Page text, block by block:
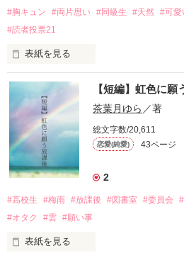
作品を読
「なぁ、希歩」
「えっ……な、何？」
「……呼んでみただけ」
＼学校のアイドルとの秘密の同居ラ
完結公開　2024/10/27
吸血の始まりを告げる合図は、
「今日は指先からにしようか」
艶やかな黒髪から覗く漆黒の瞳が
深い紅に変わる時。
†††
「お腹が……教室が寒くて……」
「大丈夫だよ透瑠くん！
怜也くん、こう見えてもいい人だから
「……あのラグ先輩の友達なんでしょ
うさぎばりに繊細で、警戒心高めで
ちょっぴり冷たい風が吹いていた土
別れ際、君は猫を抱えて笑っていた。
◇
2022/1/13　公開
ありがとうございます！
そんな大好きな彼女と高校最後の思
◇◇◇
裏表なしの太陽ボーイ
清水 景斗
しみず けいと
仮面を被った優等生
雪塚 葵
#胸キュン #両片思い #同級生 #天然 #可愛
#読者投票21
表紙を見る
今年で友達5年目になる私達。
でも本当は……彼に片思いしています
◇◇◇
上川 怜也
【短編】虹色に願
茶葉月ゆら ／著
総文字数/20,611
恋愛(純愛) 43ページ
2
#高校生 #梅雨 #放課後 #図書室 #委員会
#オタク
#雲 #願い事
表紙を見る